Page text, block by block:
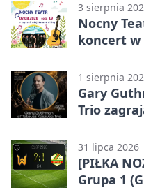
3 sierpnia
Nocny
koncert w
1 sierpnia
Gary
Trio
31 lipca 2026
[PIŁKA
Grupa 1